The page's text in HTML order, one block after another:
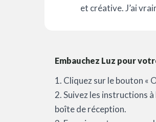
et créative. J’ai
Embauchez Luz pour
1. Cliquez sur le bouton «
2. Suivez les instructions
boîte de réception.